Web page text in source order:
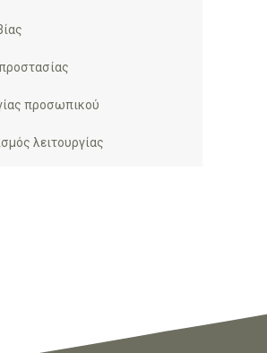
προσωπικού
λειτουργίας